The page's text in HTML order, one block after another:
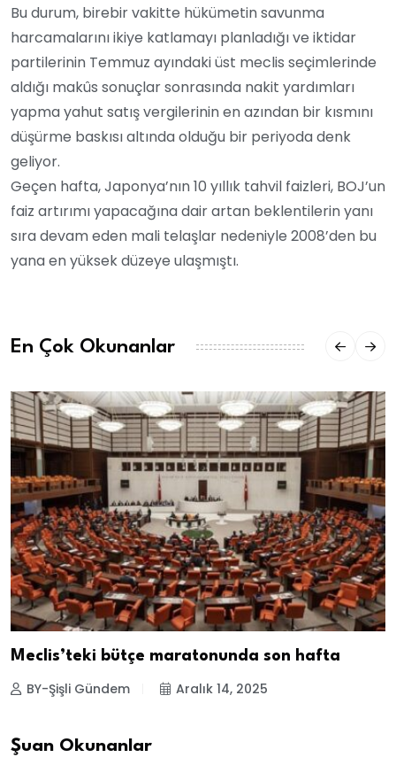
Bu durum, birebir vakitte hükümetin savunma
harcamalarını ikiye katlamayı planladığı ve iktidar
partilerinin Temmuz ayındaki üst meclis seçimlerinde
aldığı makûs sonuçlar sonrasında nakit yardımları
yapma yahut satış vergilerinin en azından bir kısmını
düşürme baskısı altında olduğu bir periyoda denk
geliyor.
Geçen hafta, Japonya’nın 10 yıllık tahvil faizleri, BOJ’un
faiz artırımı yapacağına dair artan beklentilerin yanı
sıra devam eden mali telaşlar nedeniyle 2008’den bu
yana en yüksek düzeye ulaşmıştı.
En Çok Okunanlar
Meclis’teki bütçe maratonunda son hafta
BY-Şişli Gündem Aralık 14, 2025
Şuan Okunanlar